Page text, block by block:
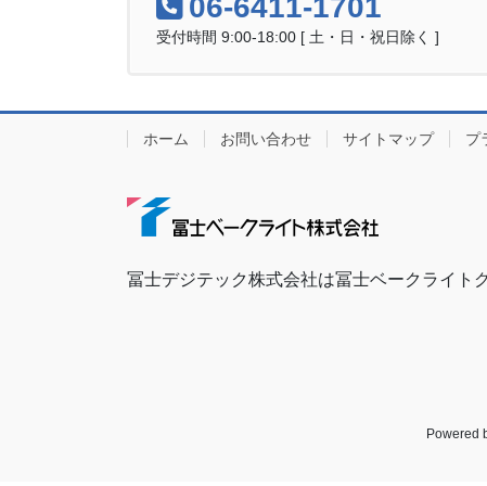
06-6411-1701
受付時間 9:00-18:00 [ 土・日・祝日除く ]
ホーム お問い合わせ サイトマップ プ
冨士デジテック株式会社は冨士ベークライト
Powered